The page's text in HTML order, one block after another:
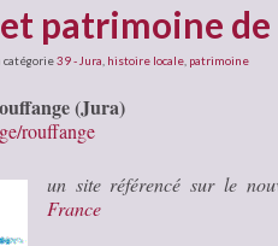
patrimoine de
catégorie39 - Jura histoire locale patrimoine
(Jura)
rouffange
un site référencé sur le
France